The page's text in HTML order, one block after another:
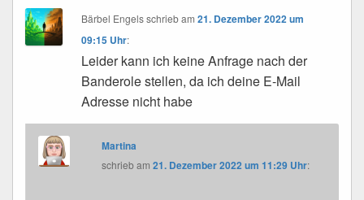
Bärbel Engels schriebam21. Dezember 2022 um
09:15 Uhr:
Leider kann ich keine Anfrage nach der
Banderole stellen, da ich deine E-Mail
Adresse nicht habe
Martina
schriebam21. Dezember 2022 um 11:29 Uhr: